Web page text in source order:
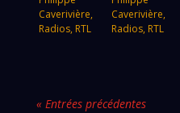
Caverivière,
Radios, RTL
Caverivière,
Radios, RTL
« Entrées précédentes